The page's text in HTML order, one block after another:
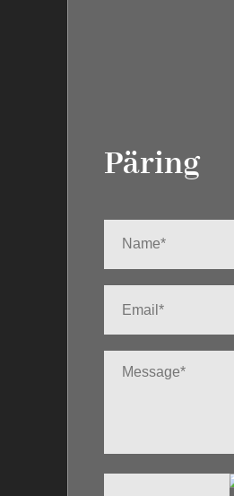
Päring